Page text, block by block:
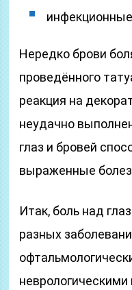
Нередко брови
проведённого
реакция на
неудачно
глаз и бровей
выраженные
Итак, боль над
разных